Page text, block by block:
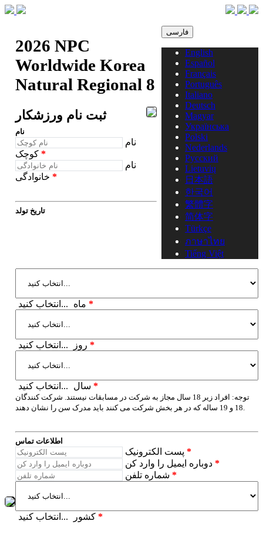
فارسی
English
Español
Français
Português
Italiano
Deutsch
Magyar
Українська
Polski
Nederlands
Русский
Lietuvių
日本語
한국어
繁體字
简体字
Türkçe
ภาษาไทย
Tiếng Việt
2026 NPC
Worldwide Korea
Natural Regional 8
ثبت نام ورزشکار
نام
نام
*
نام
*
تاریخ تولد
انتخاب کنید... *
انتخاب کنید... *
انتخاب کنید... *
توجه: افراد زیر 18 سال مجاز به شرکت در مسابقات نیستند. شرکت کنندگان
18 و 19 ساله که در هر بخش شرکت می کنند باید مدرک سن را نشان دهند.
اطلاعات تماس
*
*
*
انتخاب کنید... کشور *